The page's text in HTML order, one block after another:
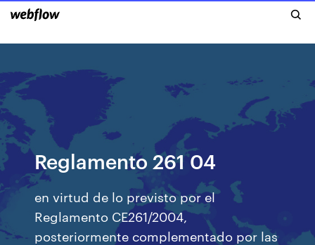
Reglamento 261 04
en virtud de lo previsto por el
Reglamento CE261/2004,
posteriormente complementado por las